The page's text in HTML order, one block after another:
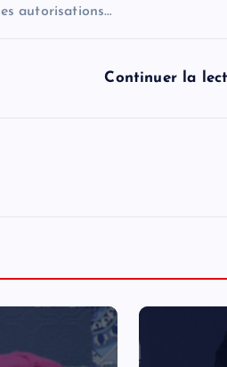
autorisations…
Continuer la